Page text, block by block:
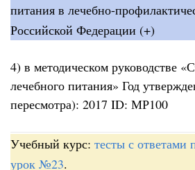
питания в лечебно-
Российской Федерации (+)
4) в методическом руководстве
лечебного питания» Год
пересмотра): 2017 ID: МР100
Учебный курс: тесты с ответами
урок №23.